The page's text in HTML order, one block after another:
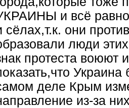
и всё
сёлах,т.к. они
люди
протеста воюют
деле Крым
из-за